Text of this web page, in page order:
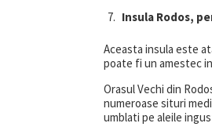
Insula Rodos,
Aceasta insula este
poate fi un amestec
Orasul Vechi din
numeroase situri
umblati pe aleile